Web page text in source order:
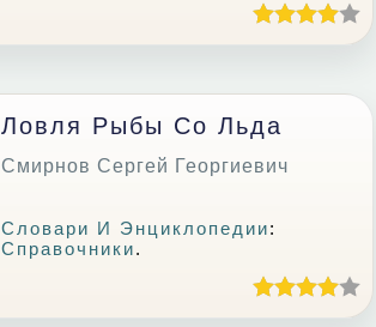
Ловля Рыбы Со Льда
Смирнов Сергей Георгиевич
Словари И Энциклопедии:
Справочники.